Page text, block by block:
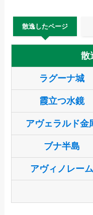
散逸したページ
散
ラグーナ城
霞立つ水鏡
アヴェラルド金
ブナ半島
アヴィノレーム